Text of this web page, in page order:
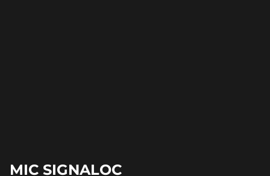
MIC SIGNALOC